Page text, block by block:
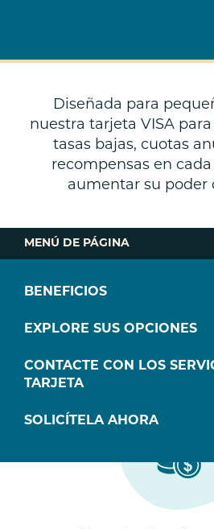
Diseñada para
nuestra tarjeta VISA
tasas bajas, cuotas
recompensas en
aumentar su poder
MENÚ DE PÁGINA
BENEFICIOS
EXPLORE SUS OPCIONES
CONTACTE CON LOS
TARJETA
SOLICÍTELA AHORA
Ventajas de la